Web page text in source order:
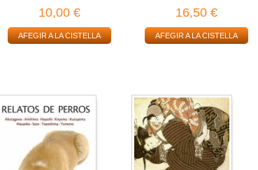
10,00 €
AFEGIR A LA CISTELLA
16,50 €
AFEGIR A LA CISTELLA